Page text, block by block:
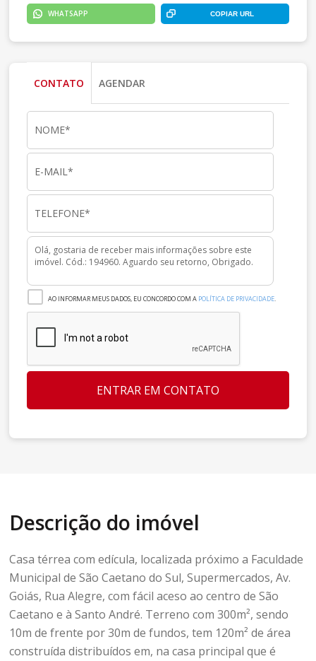
WHATSAPP COPIAR URL
CONTATO AGENDAR
AO INFORMAR MEUS DADOS, EU CONCORDO COM A POLÍTICA DE PRIVACIDADE.
ENTRAR EM CONTATO
Descrição do imóvel
Casa térrea com edícula, localizada próximo a Faculdade
Municipal de São Caetano do Sul, Supermercados, Av.
Goiás, Rua Alegre, com fácil aceso ao centro de São
Caetano e à Santo André. Terreno com 300m², sendo
10m de frente por 30m de fundos, tem 120m² de área
construída distribuídos em, na casa principal que é